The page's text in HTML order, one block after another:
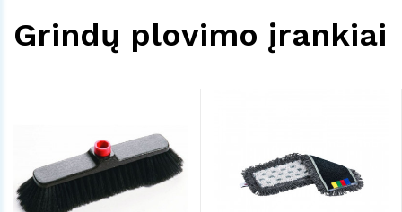
Grindų plovimo įrankiai